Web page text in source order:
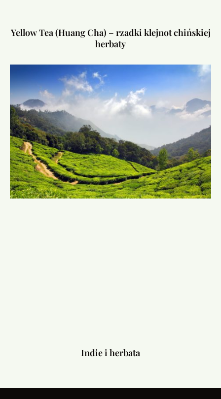
Yellow Tea (Huang Cha) – rzadki klejnot chińskiej
herbaty
Indie i herbata